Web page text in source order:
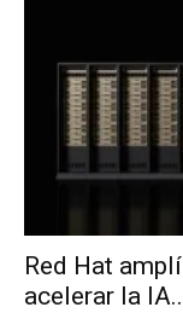
Red Hat
acelerar la